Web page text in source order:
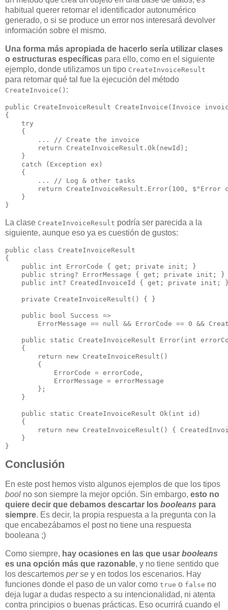
habitual querer retornar el identificador autonumérico
generado, o si se produce un error nos interesará devolver
información sobre el mismo.
Una forma más apropiada de hacerlo sería utilizar clases
o estructuras específicas para ello, como en el siguiente
ejemplo, donde utilizamos un tipo CreateInvoiceResult
para retornar qué tal fue la ejecución del método
CreateInvoice() :
public CreateInvoiceResult CreateInvoice(Invoice
{
    try
    {
        ... // Create the invoice
        return CreateInvoiceResult.Ok(newId);
    }
    catch (Exception ex)
    {
        ... // Log & other tasks
return CreateInvoiceResult.Error(100, $"Error
    }
La clase CreateInvoiceResult podría ser parecida a la
siguiente, aunque eso ya es cuestión de gustos:
public class CreateInvoiceResult
{
    public int ErrorCode { get; private init; }
    public string? ErrorMessage { get; private init; }
public int? CreatedInvoiceId { get; private init;
    private CreateInvoiceResult() { }
    public bool Success =>
ErrorMessage == null && ErrorCode == 0 &&
public static CreateInvoiceResult Error(int
    {
        return new CreateInvoiceResult()
        {
            ErrorCode = errorCode,
            ErrorMessage = errorMessage
        };
    }
    public static CreateInvoiceResult Ok(int id)
    {
return new CreateInvoiceResult() {
    }
Conclusión
En este post hemos visto algunos ejemplos de que los tipos
bool no son siempre la mejor opción. Sin embargo, esto no
quiere decir que debamos descartar los booleans para
siempre. Es decir, la propia respuesta a la pregunta con la
que encabezábamos el post no tiene una respuesta
booleana ;)
Como siempre, hay ocasiones en las que usar booleans
es una opción más que razonable, y no tiene sentido que
los descartemos per se y en todos los escenarios. Hay
funciones donde el paso de un valor como true o false no
deja lugar a dudas respecto a su intencionalidad, ni atenta
contra principios o buenas prácticas. Eso ocurrirá cuando el